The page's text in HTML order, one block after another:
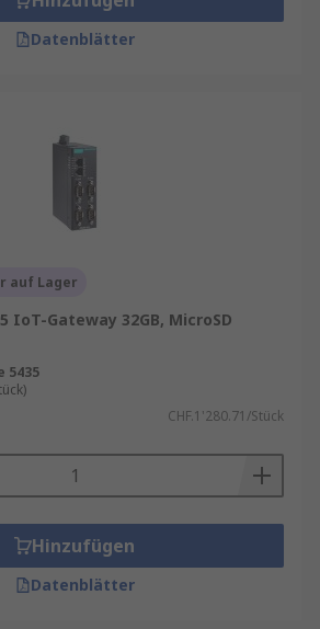
Datenblätter
auf Lager
IoT-Gateway 32GB, MicroSD
5435
CHF.1'280.71/Stück
Hinzufügen
Datenblätter